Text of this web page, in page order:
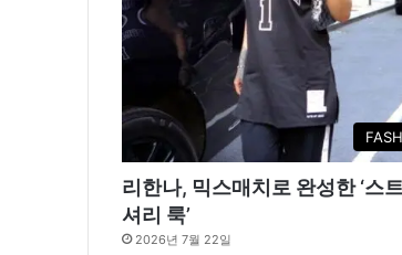
리한나, 믹스매치로 완성한 ‘스
셔리 룩’
2026년 7월 22일